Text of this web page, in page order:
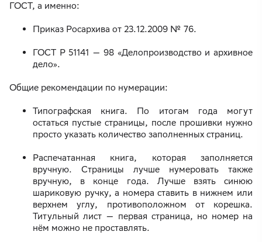
ГОСТ, а именно:
Приказ Росархива от 23.12.2009 № 76.
ГОСТ Р 51141 — 98 «Делопроизводство и архивное
дело».
Общие рекомендации по нумерации:
Типографская книга. По итогам года могут
остаться пустые страницы, после прошивки нужно
просто указать количество заполненных страниц.
Распечатанная книга, которая заполняется
вручную. Страницы лучше нумеровать также
вручную, в конце года. Лучше взять синюю
шариковую ручку, а номера ставить в нижнем или
верхнем углу, противоположном от корешка.
Титульный лист — первая страница, но номер на
нём можно не проставлять.